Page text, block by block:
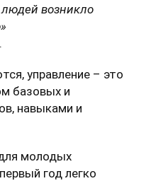
людей возникло
управление – это
базовых и
навыками и
молодых
год легко